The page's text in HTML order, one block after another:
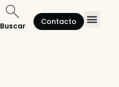
Buscar Contacto